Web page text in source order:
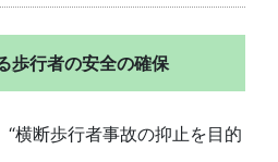
行者の安全の確保
“横断歩行者事故の抑止を目的